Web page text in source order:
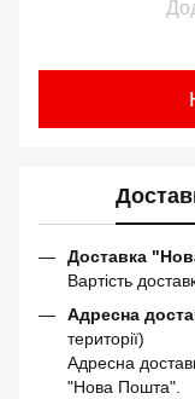
Доставка
Вартість
Адресна
території)
Адресна
"Нова Пошта".